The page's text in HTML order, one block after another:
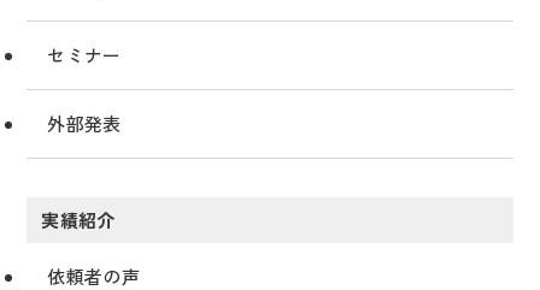
セミナー
外部発表
実績紹介
依頼者の声